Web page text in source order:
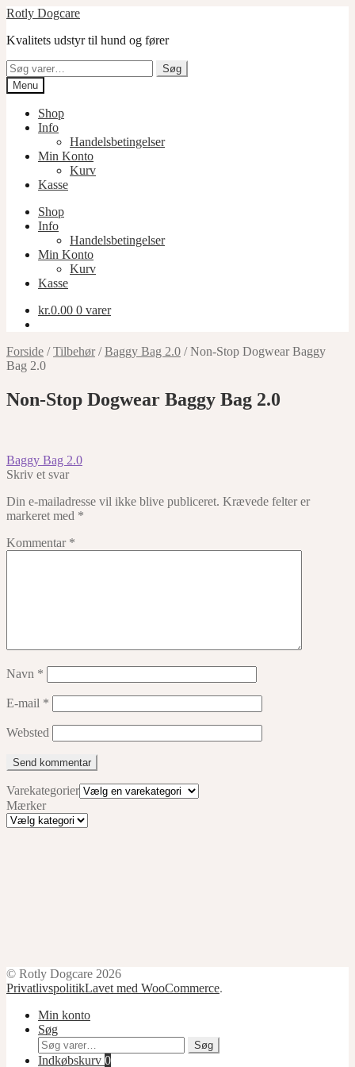
Spring
navigation
Spring
indhold
Rotly Dogcare
Kvalitets udstyr til hund og fører
Søg
efter:
Søg
Menu
Shop
Info
Handelsbetingelser
Min Konto
Kurv
Kasse
Shop
Info
Handelsbetingelser
Min Konto
Kurv
Kasse
kr.0.00 0 varer
Forside /Tilbehør/Baggy Bag 2.0 /Non-Stop Dogwear Baggy
Bag 2.0
Non-Stop Dogwear Baggy Bag 2.0
Indlægsnavigation
Forrige
indlæg:
Baggy Bag 2.0
Skriv et svar
Din e-mailadresse vil ikke blive publiceret. Krævede felter er
markeret med *
Kommentar *
Navn *
E-mail *
Websted
Varekategorier
Mærker
Mærker
© Rotly Dogcare 2026
PrivatlivspolitikLavet med WooCommerce.
Min konto
Søg
Søg
efter:
Søg
Indkøbskurv 0